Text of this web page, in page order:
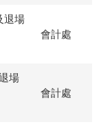
退場
會計處
場
會計處